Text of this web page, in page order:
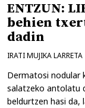
ENTZUN:
behien
dadin
IRATI MUJIKA LARRETA
Dermatosi nodular
salatzeko antolatu
beldurtzen hasi